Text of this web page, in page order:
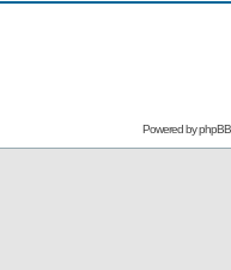
Powered byphpBB